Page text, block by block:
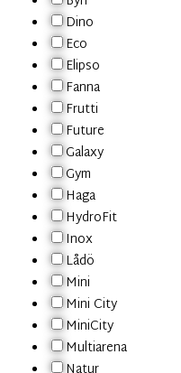
Dino
Eco
Elipso
Fanna
Frutti
Future
Galaxy
Gym
Haga
HydroFit
Inox
Lådö
Mini
Mini City
MiniCity
Multiarena